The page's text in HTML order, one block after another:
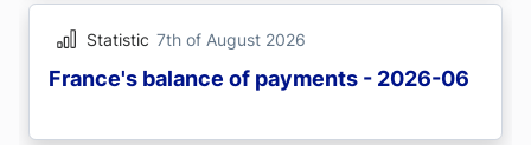
Statistic 7th of August 2026
France's balance of payments - 2026-06